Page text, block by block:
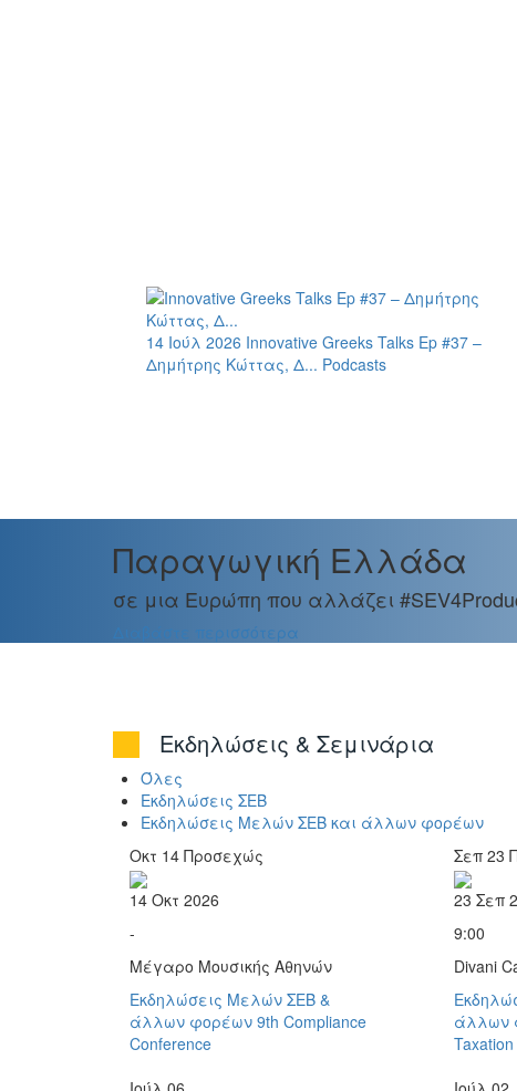
14 Ιούλ 2026 Innovative Greeks Talks Ep #37 –
Δημήτρης Κώττας, Δ... Podcasts
Παραγωγική Ελλάδα
σε μια Ευρώπη που αλλάζει
Διαβάστε περισσότερα
Εκδηλώσεις & Σεμινάρια
Όλες
Εκδηλώσεις ΣΕΒ
Εκδηλώσεις Μελών ΣΕΒ και άλλων φορέων
Οκτ 14 Προσεχώς
14 Οκτ 2026
-
Μέγαρο Μουσικής Αθηνών
Εκδηλώσεις Μελών ΣΕΒ &
άλλων φορέων 9th Compliance
Conference
Σεπ 23
23 Σεπ
9:00
Divani
άλλων
Taxation